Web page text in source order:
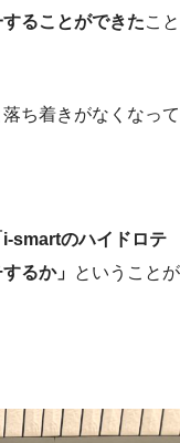
ることができたこと
ち着きがなくなって
i-smartのハイドロテ
るか」 ということが